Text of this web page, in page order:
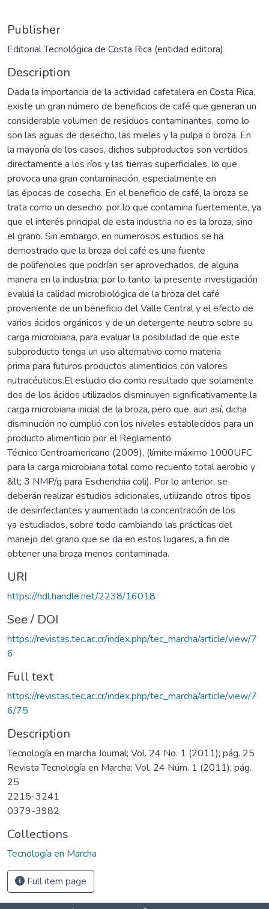
Publisher
Editorial Tecnológica de Costa Rica (entidad editora)
Description
Dada la importancia de la actividad cafetalera en Costa Rica,
existe un gran número de beneficios de café que generan un
considerable volumen de residuos contaminantes, como lo
son las aguas de desecho, las mieles y la pulpa o broza. En
la mayoría de los casos, dichos subproductos son vertidos
directamente a los ríos y las tierras superficiales, lo que
provoca una gran contaminación, especialmente en
las épocas de cosecha. En el beneficio de café, la broza se
trata como un desecho, por lo que contamina fuertemente, ya
que el interés principal de esta industria no es la broza, sino
el grano. Sin embargo, en numerosos estudios se ha
demostrado que la broza del café es una fuente
de polifenoles que podrían ser aprovechados, de alguna
manera en la industria; por lo tanto, la presente investigación
evalúa la calidad microbiológica de la broza del café
proveniente de un beneficio del Valle Central y el efecto de
varios ácidos orgánicos y de un detergente neutro sobre su
carga microbiana, para evaluar la posibilidad de que este
subproducto tenga un uso alternativo como materia
prima para futuros productos alimenticios con valores
nutracéuticos.El estudio dio como resultado que solamente
dos de los ácidos utilizados disminuyen significativamente la
carga microbiana inicial de la broza, pero que, aun así, dicha
disminución no cumplió con los niveles establecidos para un
producto alimenticio por el Reglamento
Técnico Centroamericano (2009), (límite máximo 1000UFC
para la carga microbiana total como recuento total aerobio y
&lt; 3 NMP/g para Escherichia coli). Por lo anterior, se
deberán realizar estudios adicionales, utilizando otros tipos
de desinfectantes y aumentado la concentración de los
ya estudiados, sobre todo cambiando las prácticas del
manejo del grano que se da en estos lugares, a fin de
obtener una broza menos contaminada.
URI
https://hdl.handle.net/2238/16018
See / DOI
https://revistas.tec.ac.cr/index.php/tec_marcha/article/view/7
6
Full text
https://revistas.tec.ac.cr/index.php/tec_marcha/article/view/7
6/75
Description
Tecnología en marcha Journal; Vol. 24 No. 1 (2011); pág. 25
Revista Tecnología en Marcha; Vol. 24 Núm. 1 (2011); pág.
25
2215-3241
0379-3982
Collections
Tecnología en Marcha
Full item page